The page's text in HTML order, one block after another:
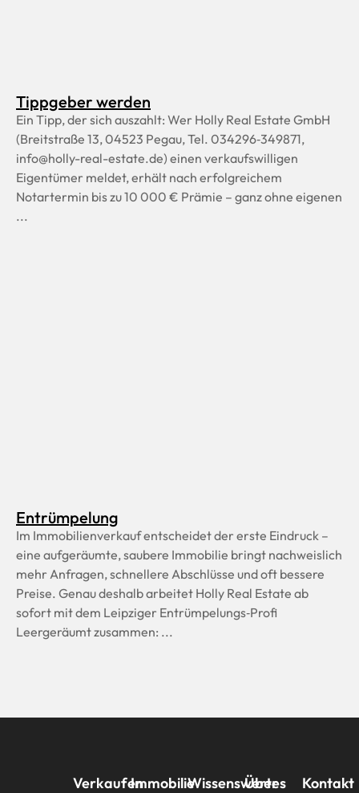
Tippgeber werden
Ein Tipp, der sich auszahlt: Wer Holly Real Estate GmbH
(Breitstraße 13, 04523 Pegau, Tel. 034296‑349871,
info@holly-real-estate.de) einen verkaufswilligen
Eigentümer meldet, erhält nach erfolgreichem
Notartermin bis zu 10 000 € Prämie – ganz ohne eigenen
...
Entrümpelung
Im Immobilienverkauf entscheidet der erste Eindruck –
eine aufgeräumte, saubere Immobilie bringt nachweislich
mehr Anfragen, schnellere Abschlüsse und oft bessere
Preise. Genau deshalb arbeitet Holly Real Estate ab
sofort mit dem Leipziger Entrümpelungs‑Profi
Leergeräumt zusammen: ...
VerkaufenImmobilieWissenswertes
Über
Kontakt